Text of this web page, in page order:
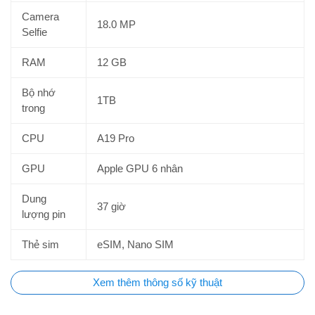
Màn hình Super Retina XDR OLED 6.9
inch
Với năng lực hiển thị dẫn đầu dòng iPhone, phiên bản iPhone 17
Pro Max sở hữu màn hình OLED Super Retina
Camera
Selfie
18.0 MP
RAM 12 GB
Bộ nhớ
trong
1TB
CPU A19 Pro
GPU Apple GPU 6 nhân
Dung
lượng pin
37 giờ
Thẻ sim eSIM, Nano SIM
Xem thêm thông số kỹ thuật